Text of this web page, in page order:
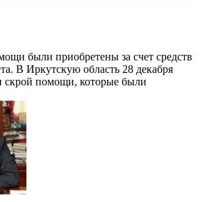
были приобретены за счет средств
В Иркутскую область 28 декабря
скрой помощи, которые были